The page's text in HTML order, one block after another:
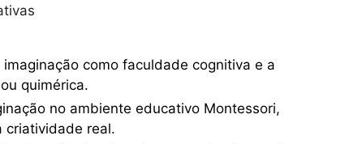
como faculdade cognitiva e a
quimérica.
no ambiente educativo Montessori,
criatividade real.